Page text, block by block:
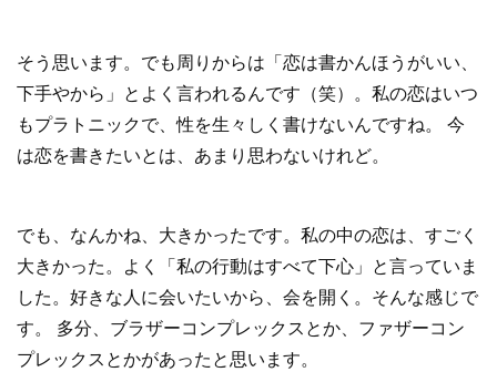
そう思います。でも周りからは「恋は書かんほうがいい、
下手やから」とよく言われるんです（笑）。私の恋はいつ
もプラトニックで、性を生々しく書けないんですね。 今
は恋を書きたいとは、あまり思わないけれど。
でも、なんかね、大きかったです。私の中の恋は、すごく
大きかった。よく「私の行動はすべて下心」と言っていま
した。好きな人に会いたいから、会を開く。そんな感じで
す。 多分、ブラザーコンプレックスとか、ファザーコン
プレックスとかがあったと思います。